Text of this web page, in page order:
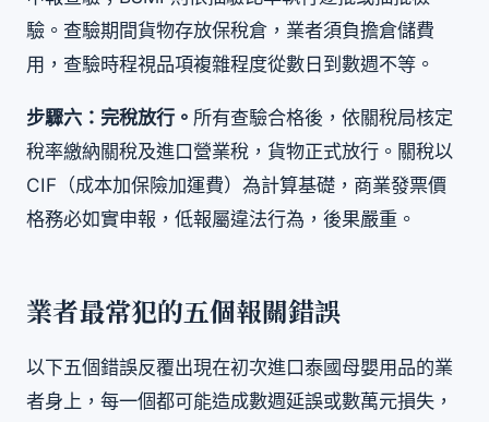
驗。查驗期間貨物存放保稅倉，業者須負擔倉儲費
用，查驗時程視品項複雜程度從數日到數週不等。
步驟六：完稅放行。 所有查驗合格後，依關稅局核定
稅率繳納關稅及進口營業稅，貨物正式放行。關稅以
CIF（成本加保險加運費）為計算基礎，商業發票價
格務必如實申報，低報屬違法行為，後果嚴重。
業者最常犯的五個報關錯誤
以下五個錯誤反覆出現在初次進口泰國母嬰用品的業
者身上，每一個都可能造成數週延誤或數萬元損失，